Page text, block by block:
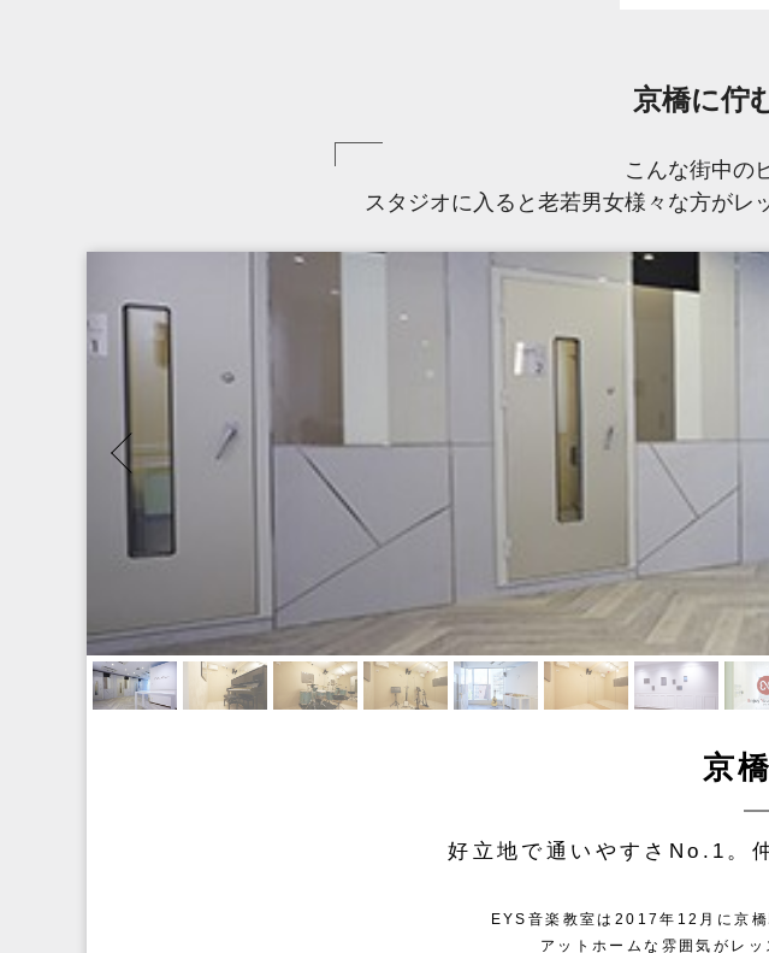
京橋に佇
こんな街中の
スタジオに入ると老若男女様々な方がレ
京
好立地で通いやすさNo.1。
EYS音楽教室は2017年12月に京橋
アットホームな雰囲気がレ